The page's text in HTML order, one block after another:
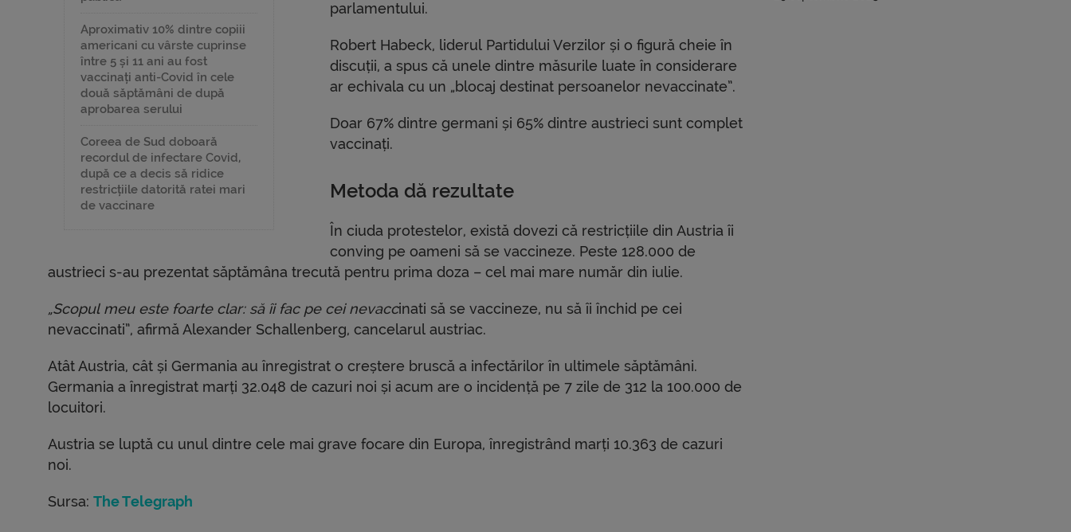
Aproximativ 10% dintre copiii
americani cu vârste cuprinse
între 5 și 11 ani au fost
vaccinați anti-Covid în cele
două săptămâni de după
aprobarea serului
Coreea de Sud doboară
recordul de infectare Covid,
după ce a decis să ridice
restricțiile datorită ratei mari
de vaccinare
parlamentului.
Robert Habeck, liderul Partidului Verzilor și o figură cheie în
discuții, a spus că unele dintre măsurile luate în considerare
ar echivala cu un „blocaj destinat persoanelor nevaccinate”.
Doar 67% dintre germani și 65% dintre austrieci sunt complet
vaccinați.
Metoda dă rezultate
În ciuda protestelor, există dovezi că restricțiile din Austria îi
conving pe oameni să se vaccineze. Peste 128.000 de
austrieci s-au prezentat săptămâna trecută pentru prima doza – cel mai mare număr din iulie.
„Scopul meu este foarte clar: să îi fac pe cei nevaccinati să se vaccineze, nu să îi închid pe cei
nevaccinati”, afirmă Alexander Schallenberg, cancelarul austriac.
Atât Austria, cât și Germania au înregistrat o creștere bruscă a infectărilor în ultimele săptămâni.
Germania a înregistrat marți 32.048 de cazuri noi și acum are o incidență pe 7 zile de 312 la 100.000 de
locuitori.
Austria se luptă cu unul dintre cele mai grave focare din Europa, înregistrând marți 10.363 de cazuri
noi.
Sursa: The Telegraph